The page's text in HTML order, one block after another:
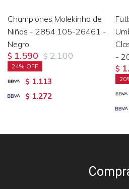
Championes Molekinho de
Niños - 2854.105-26461 -
Negro
$ 1.590 $ 2.100
24
$ 1.113
$ 1.272
-
$
20